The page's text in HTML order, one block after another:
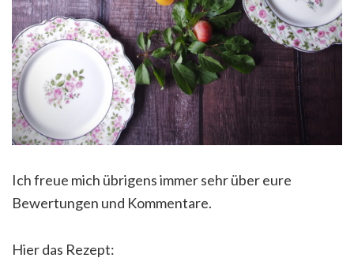
Ich freue mich übrigens immer sehr über eure
Bewertungen und Kommentare.
Hier das Rezept: